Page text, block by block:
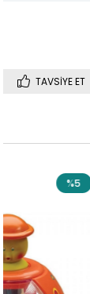
TAVSIYE ET